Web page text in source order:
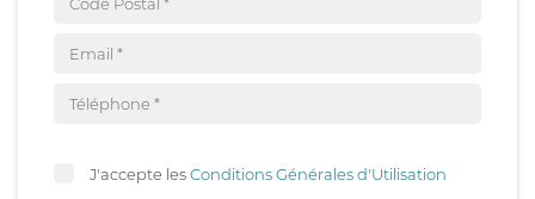
J'accepte lesConditions Générales d'Utilisation